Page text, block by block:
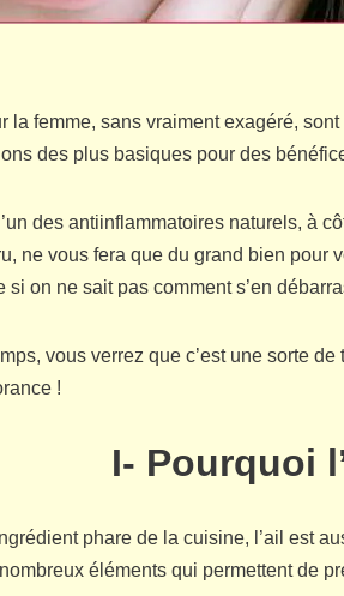
la femme, sans vraiment exagéré,
des plus basiques pour des
des antiinflammatoires naturels, à
ne vous fera que du grand bien pour
si on ne sait pas comment s’en
vous verrez que c’est une sorte
!
I- Pourquoi
phare de la cuisine, l’ail est
éléments qui permettent de